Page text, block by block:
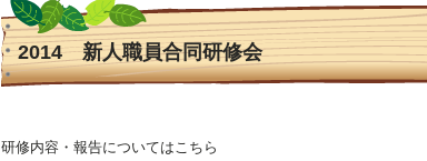
2014 新人職員合同研修会
研修内容・報告についてはこちら